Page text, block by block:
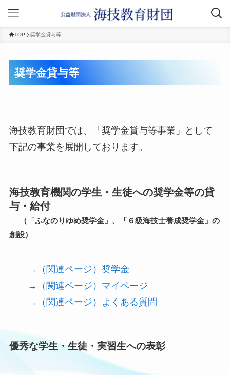
TOP 奨学金貸与等
奨学金貸与等
海技教育財団では、「奨学金貸与等事業」として
下記の事業を展開しております。
海技教育機関の学生・生徒への奨学金等の貸
与・給付
（「ふなのりゆめ奨学金」、「６級海技士養成奨学金」の
創設）
→（関連ページ）奨学金
→（関連ページ）マイページ
→（関連ページ）よくある質問
優秀な学生・生徒・実習生への表彰